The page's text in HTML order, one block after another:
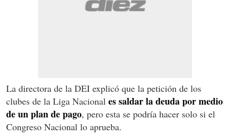
La directora de la DEI explicó que la petición de los
clubes de la Liga Nacional es saldar la deuda por medio
de un plan de pago, pero esta se podría hacer solo si el
Congreso Nacional lo aprueba.